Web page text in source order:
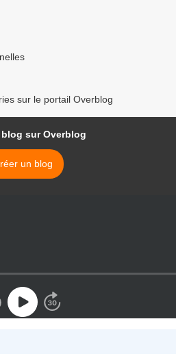
sur le portail Overblog
blog sur Overblog
un blog